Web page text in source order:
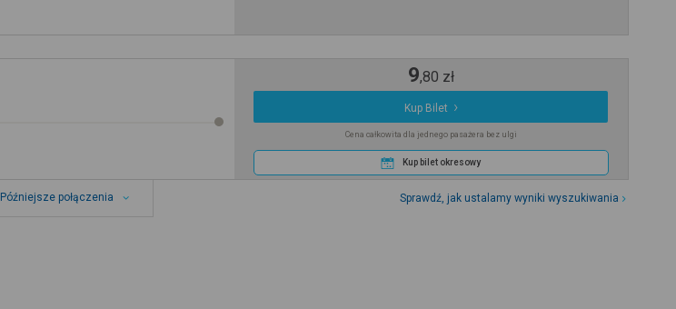
9,80 zł
Kup Bilet
Cena całkowita dla jednego pasażera bez ulgi
Kup bilet okresowy
Późniejsze połączenia Sprawdź, jak ustalamy wyniki wyszukiwania